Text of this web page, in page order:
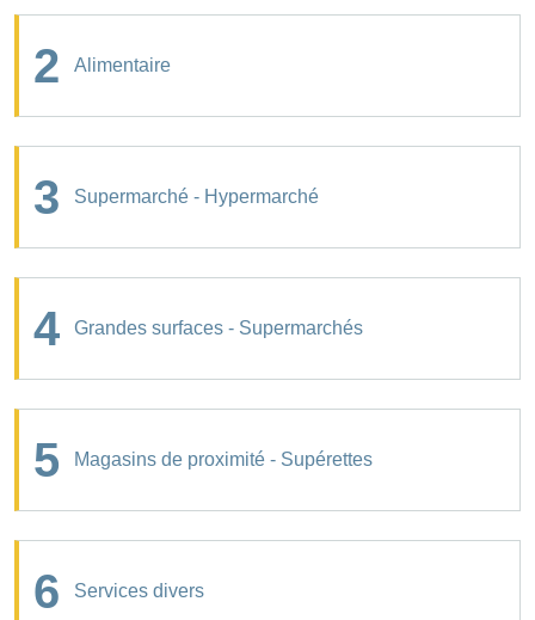
2 Alimentaire
3 Supermarché - Hypermarché
4 Grandes surfaces - Supermarchés
5 Magasins de proximité - Supérettes
6 Services divers